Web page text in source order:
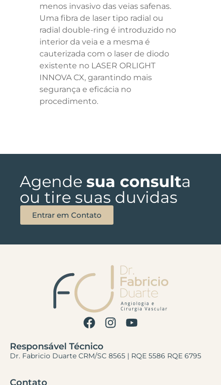
menos invasivo das veias safenas.
Uma fibra de laser tipo radial ou
radial double-ring é introduzido no
interior da veia e a mesma é
cauterizada com o laser de diodo
existente no LASER ORLIGHT
INNOVA CX, garantindo mais
segurança e eficácia no
procedimento.
Agende sua consulta
ou tire suas duvidas
Entrar em Contato
Responsável Técnico
Dr. Fabricio Duarte CRM/SC 8565 | RQE 5586 RQE 6795
Contato